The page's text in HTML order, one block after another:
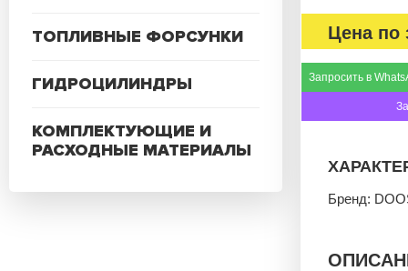
ТОПЛИВНЫЕ ФОРСУНКИ
ГИДРОЦИЛИНДРЫ
КОМПЛЕКТУЮЩИЕ И
РАСХОДНЫЕ МАТЕРИАЛЫ
Цена по
Запросить в
Бренд: